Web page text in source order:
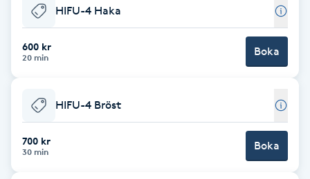
Babylights
Balayage
Bambumassage
Barber
HIFU-4 Haka
600 kr
20 min Boka
HIFU-4 Bröst
700 kr
30 min Boka